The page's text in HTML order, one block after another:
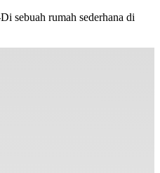
sebuah rumah sederhana di